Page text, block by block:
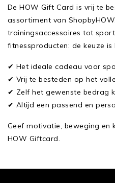
De HOW Gift Card is vrij te
assortiment van
trainingsaccessoires tot
fitnessproducten: de keuze
✔ Het ideale cadeau voor
✔ Vrij te besteden op het
✔ Zelf het gewenste bedrag
✔ Altijd een passend en
Geef motivatie, beweging en
HOW Giftcard.